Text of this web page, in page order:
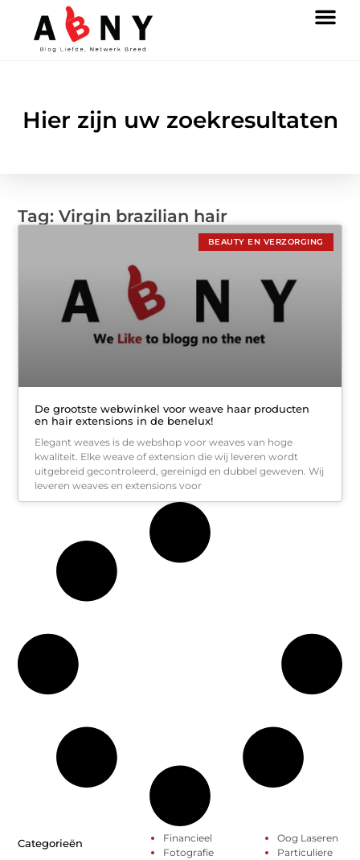
Hier zijn uw zoekresultaten
Tag: Virgin brazilian hair
BEAUTY EN VERZORGING
De grootste webwinkel voor weave haar producten
en hair extensions in de benelux!
Elegant weaves is de webshop voor weaves van hoge
kwaliteit. Elke weave of extension die wij leveren wordt
uitgebreid gecontroleerd, gereinigd en dubbel geweven. Wij
leveren weaves en extensions voor
Categorieën
Financieel
Fotografie
Oog Laseren
Particuliere